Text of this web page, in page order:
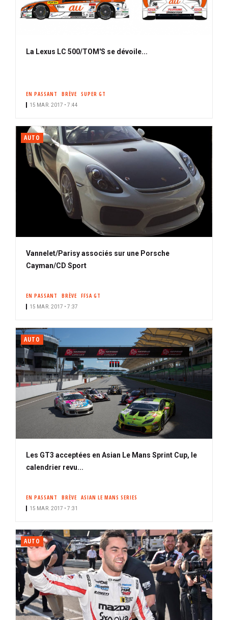
La Lexus LC 500/TOM'S se dévoile...
EN PASSANT BRÈVE SUPER GT
15 MAR. 2017 • 7:44
AUTO
Vannelet/Parisy associés sur une Porsche
Cayman/CD Sport
EN PASSANT BRÈVE FFSA GT
15 MAR. 2017 • 7:37
AUTO
Les GT3 acceptées en Asian Le Mans Sprint Cup, le
calendrier revu...
EN PASSANT BRÈVE ASIAN LE MANS SERIES
15 MAR. 2017 • 7:31
AUTO